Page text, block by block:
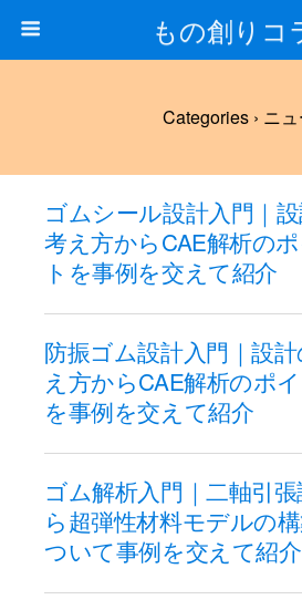
もの創りコ
Categories › ニ
ゴムシール設計入門｜
考え方からCAE解析の
トを事例を交えて紹介
防振ゴム設計入門｜設
え方からCAE解析のポ
を事例を交えて紹介
ゴム解析入門｜二軸引
ら超弾性材料モデルの
ついて事例を交えて紹介